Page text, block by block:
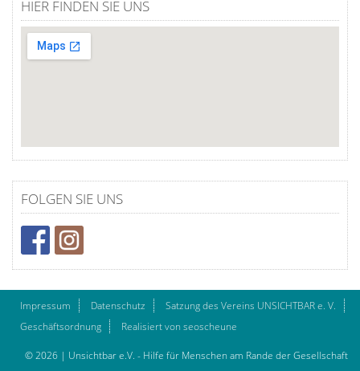
HIER FINDEN SIE UNS
FOLGEN SIE UNS
Impressum Datenschutz
Satzung des Vereins UNSICHTBAR e. V.
Geschäftsordnung
Realisiert von seoscheune
© 2026 | Unsichtbar e.V. - Hilfe für Menschen am Rande der Gesellschaft